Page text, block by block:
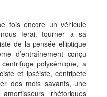
fois encore un véhicule
ferait tourner à sa
de la pensée elliptique
d’entraînement conçu
polysémique, a
et ipséiste, centripète
des mots savants, une
rhétoriques